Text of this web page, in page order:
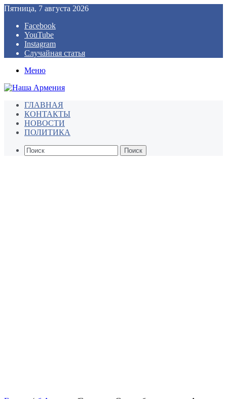
Пятница, 7 августа 2026
Facebook
YouTube
Instagram
Случайная статья
Меню
ГЛАВНАЯ
КОНТАКТЫ
НОВОСТИ
ПОЛИТИКА
Поиск